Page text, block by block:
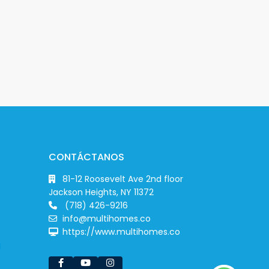
CONTÁCTANOS
81-12 Roosevelt Ave 2nd floor
Jackson Heights, NY 11372
(718) 426-9216
info@multihomes.co
https://www.multihomes.co